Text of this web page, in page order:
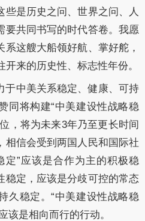
是历史之问、世界之问、人
要共同书写的时代答卷。我愿
这艘大船领好航、掌好舵，
来的历史性、标志性年份。
于中美关系稳定、健康、可持
同将构建“中美建设性战略稳
，将为未来3年乃至更长时间
相信会受到两国人民和国际社
定”应该是合作为主的积极稳
稳定，应该是分歧可控的常态
久稳定。“中美建设性战略稳
该是相向而行的行动。